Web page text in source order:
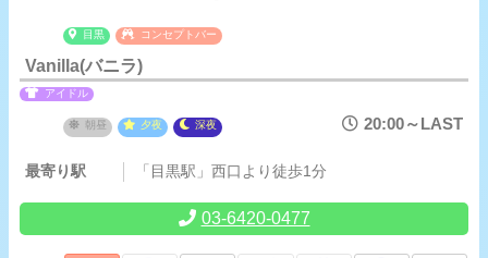
目黒 コンセプトバー
Vanilla(バニラ)
アイドル
朝昼 夕夜 深夜 20:00～LAST
最寄り駅 「目黒駅」西口より徒歩1分
03-6420-0477